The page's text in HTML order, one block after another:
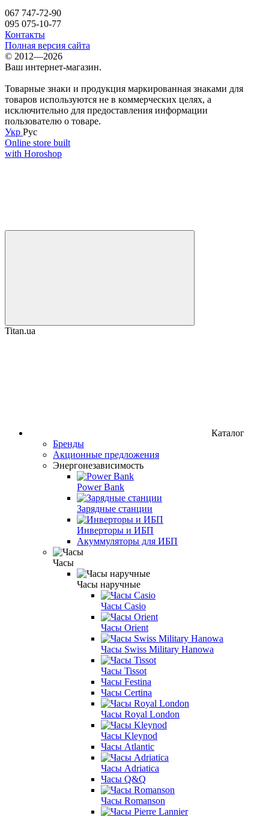
067 747-72-90
095 075-10-77
Контакты
Полная версия сайта
© 2012—2026
Ваш интернет-магазин.
Товарные знаки и продукция маркированная знаками для
товаров используются не в коммерческих целях, а
исключительно для предоставления информации
пользователю о товаре.
Укр Рус
Online store built
with Horoshop
Titan.ua
Каталог
Бренды
Акционные предложения
Энергонезависимость
Power Bank
Зарядные станции
Инверторы и ИБП
Акуммуляторы для ИБП
Часы
Часы наручные
Часы Casio
Часы Orient
Часы Swiss Military Hanowa
Часы Tissot
Часы Festina
Часы Certina
Часы Royal London
Часы Kleynod
Часы Atlantic
Часы Adriatica
Часы Q&Q
Часы Romanson